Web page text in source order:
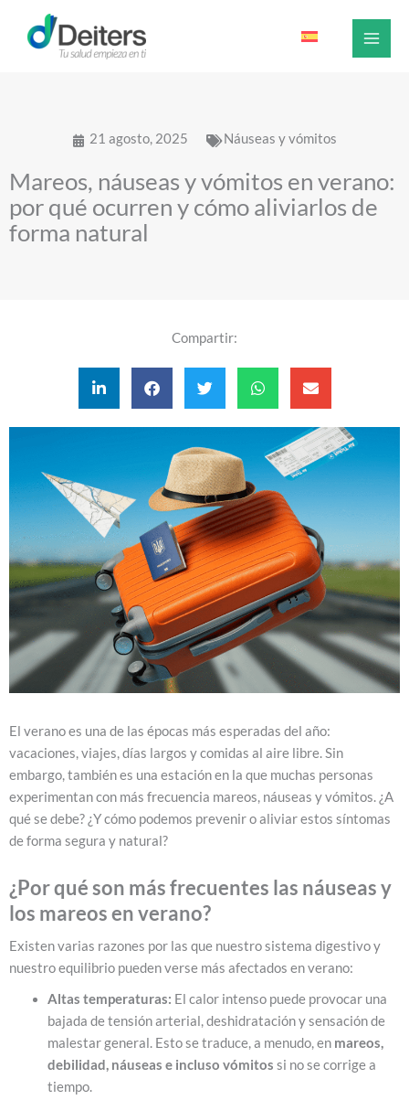
contenido
21 agosto, 2025 Náuseas y vómitos
Mareos, náuseas y vómitos en verano:
por qué ocurren y cómo aliviarlos de
forma natural
Compartir:
El verano es una de las épocas más esperadas del año:
vacaciones, viajes, días largos y comidas al aire libre. Sin
embargo, también es una estación en la que muchas personas
experimentan con más frecuencia mareos, náuseas y vómitos. ¿A
qué se debe? ¿Y cómo podemos prevenir o aliviar estos síntomas
de forma segura y natural?
¿Por qué son más frecuentes las náuseas y
los mareos en verano?
Existen varias razones por las que nuestro sistema digestivo y
nuestro equilibrio pueden verse más afectados en verano:
Altas temperaturas: El calor intenso puede provocar una
bajada de tensión arterial, deshidratación y sensación de
malestar general. Esto se traduce, a menudo, en mareos,
debilidad, náuseas e incluso vómitos si no se corrige a
tiempo.